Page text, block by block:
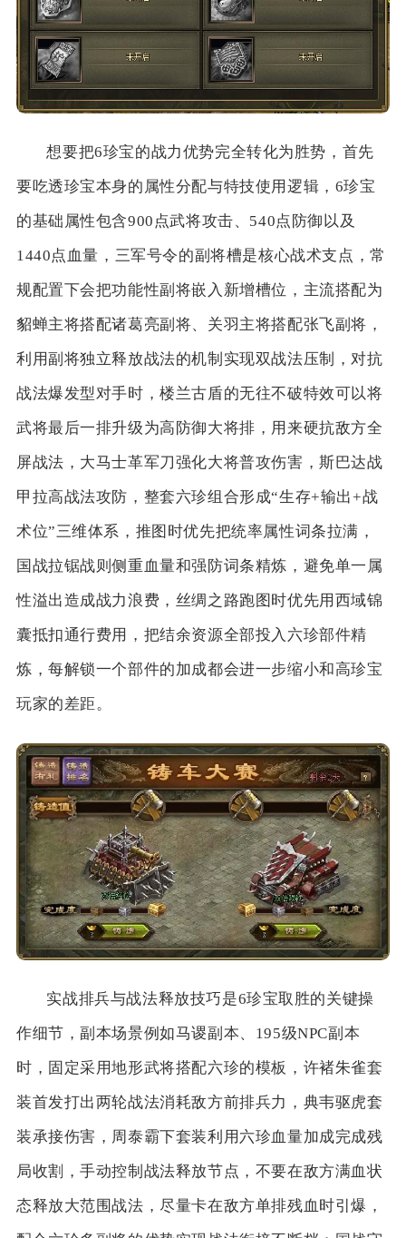
想要把6珍宝的战力优势完全转化为胜势，首先
要吃透珍宝本身的属性分配与特技使用逻辑，6珍宝
的基础属性包含900点武将攻击、540点防御以及
1440点血量，三军号令的副将槽是核心战术支点，常
规配置下会把功能性副将嵌入新增槽位，主流搭配为
貂蝉主将搭配诸葛亮副将、关羽主将搭配张飞副将，
利用副将独立释放战法的机制实现双战法压制，对抗
战法爆发型对手时，楼兰古盾的无往不破特效可以将
武将最后一排升级为高防御大将排，用来硬抗敌方全
屏战法，大马士革军刀强化大将普攻伤害，斯巴达战
甲拉高战法攻防，整套六珍组合形成“生存+输出+战
术位”三维体系，推图时优先把统率属性词条拉满，
国战拉锯战则侧重血量和强防词条精炼，避免单一属
性溢出造成战力浪费，丝绸之路跑图时优先用西域锦
囊抵扣通行费用，把结余资源全部投入六珍部件精
炼，每解锁一个部件的加成都会进一步缩小和高珍宝
玩家的差距。
实战排兵与战法释放技巧是6珍宝取胜的关键操
作细节，副本场景例如马谡副本、195级NPC副本
时，固定采用地形武将搭配六珍的模板，许褚朱雀套
装首发打出两轮战法消耗敌方前排兵力，典韦驱虎套
装承接伤害，周泰霸下套装利用六珍血量加成完成残
局收割，手动控制战法释放节点，不要在敌方满血状
态释放大范围战法，尽量卡在敌方单排残血时引爆，